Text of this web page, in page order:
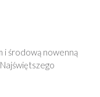
i środową nowenną